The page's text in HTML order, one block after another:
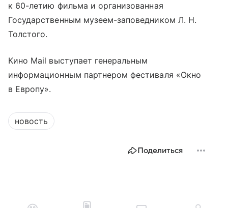
к 60-летию фильма и организованная
Государственным музеем-заповедником Л. Н.
Толстого.
Кино Mail выступает генеральным
информационным партнером фестиваля «Окно
в Европу».
новость
Поделиться